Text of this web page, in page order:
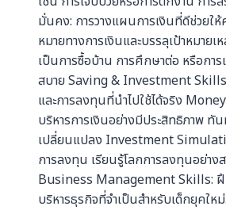
มั่นคง: การวางแผนการเงินที่ดีช่วยใ
หมายทางการเงินและบรรลุเป้าหมายเ
เป็นการซื้อบ้าน การศึกษาต่อ หรือกา
สบาย Saving & Investment
และการลงทุนที่นำไปใช้ได้จริง
บริหารการเงินอย่างมีประสิทธิภาพ ทั
เปลี่ยนแปลง Investment
การลงทุน เรียนรู้โลกการลงทุนอย่า
Business Management Skills: ฝึ
บริหารธุรกิจที่จำเป็นสำหรับเด็กยุคให